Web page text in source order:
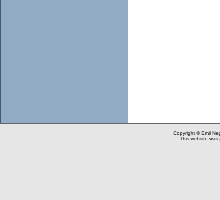
Copyright © Emil
This website